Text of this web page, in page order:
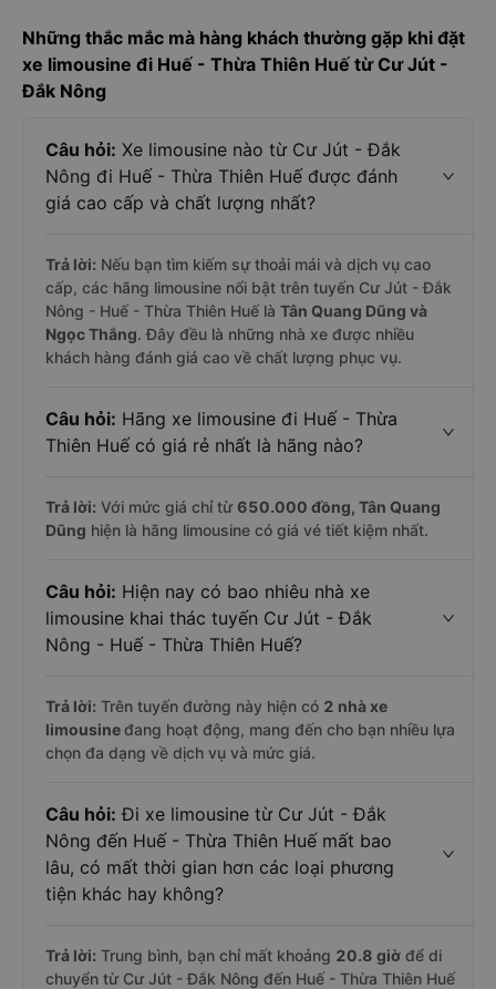
Những thắc mắc mà hàng khách thường gặp khi đặt
xe limousine đi Huế - Thừa Thiên Huế từ Cư Jút -
Đắk Nông
Câu hỏi: Xe limousine nào từ Cư Jút - Đắk
Nông đi Huế - Thừa Thiên Huế được đánh
giá cao cấp và chất lượng nhất?
Trả lời: Nếu bạn tìm kiếm sự thoải mái và dịch vụ cao
cấp, các hãng limousine nổi bật trên tuyến Cư Jút - Đắk
Nông - Huế - Thừa Thiên Huế là Tân Quang Dũng và
Ngọc Thắng. Đây đều là những nhà xe được nhiều
khách hàng đánh giá cao về chất lượng phục vụ.
Câu hỏi: Hãng xe limousine đi Huế - Thừa
Thiên Huế có giá rẻ nhất là hãng nào?
Trả lời: Với mức giá chỉ từ 650.000 đồng, Tân Quang
Dũng hiện là hãng limousine có giá vé tiết kiệm nhất.
Câu hỏi: Hiện nay có bao nhiêu nhà xe
limousine khai thác tuyến Cư Jút - Đắk
Nông - Huế - Thừa Thiên Huế?
Trả lời: Trên tuyến đường này hiện có 2 nhà xe
limousineđang hoạt động, mang đến cho bạn nhiều lựa
chọn đa dạng về dịch vụ và mức giá.
Câu hỏi: Đi xe limousine từ Cư Jút - Đắk
Nông đến Huế - Thừa Thiên Huế mất bao
lâu, có mất thời gian hơn các loại phương
tiện khác hay không?
Trả lời: Trung bình, bạn chỉ mất khoảng 20.8 giờ để di
chuyển từ Cư Jút - Đắk Nông đến Huế - Thừa Thiên Huế